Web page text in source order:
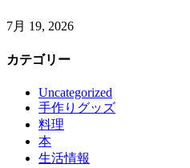
7月 19, 2026
カテゴリー
Uncategorized
手作りグッズ
料理
本
生活情報